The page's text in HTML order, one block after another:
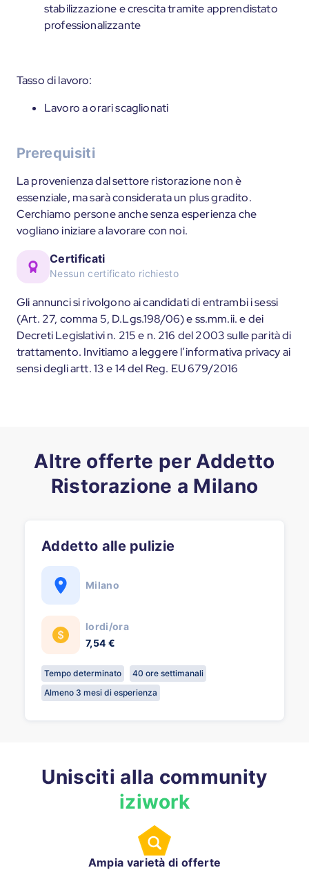
stabilizzazione e crescita tramite apprendistato
professionalizzante
Tasso di lavoro:
Lavoro a orari scaglionati
Prerequisiti
La provenienza dal settore ristorazione non è
essenziale, ma sarà considerata un plus gradito.
Cerchiamo persone anche senza esperienza che
vogliano iniziare a lavorare con noi.
Certificati
Nessun certificato richiesto
Gli annunci si rivolgono ai candidati di entrambi i sessi
(Art. 27, comma 5, D.Lgs.198/06) e ss.mm.ii. e dei
Decreti Legislativi n. 215 e n. 216 del 2003 sulle parità di
trattamento. Invitiamo a leggere l’informativa privacy ai
sensi degli artt. 13 e 14 del Reg. EU 679/2016
Altre offerte per Addetto
Ristorazione a Milano
Addetto alle pulizie
Milano
lordi/ora
7,54 €
Tempo determinato
40 ore settimanali
Almeno 3 mesi di esperienza
Unisciti alla community
iziwork
Ampia varietà di offerte